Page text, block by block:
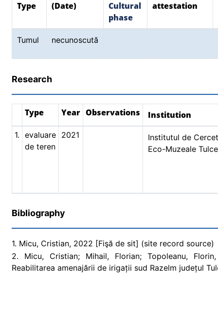
Type
(Date)
Cultural
phase
attestation
Tumul necunoscută
Research
Type Year Observations Institution
1. evaluare
de teren
2021
Institutul de
Eco-Muzeale
Bibliography
1. Micu, Cristian, 2022 [Fişă de sit] (site record source)
2. Micu, Cristian; Mihail, Florian; Topoleanu,
Reabilitarea amenajării de irigații sud Razelm județul